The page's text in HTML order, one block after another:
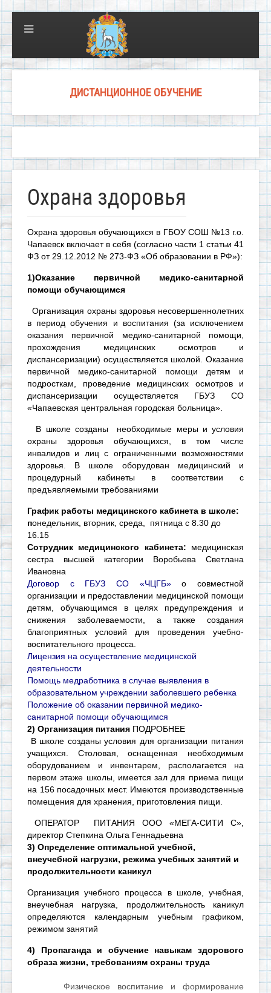
ДИСТАНЦИОННОЕ ОБУЧЕНИЕ
Охрана здоровья
Охрана здоровья обучающихся в ГБОУ СОШ №13 г.о.
Чапаевск включает в себя (согласно части 1 статьи 41
ФЗ от 29.12.2012 № 273-ФЗ «Об образовании в РФ»):
1)Оказание первичной медико-санитарной
помощи обучающимся
Организация охраны здоровья несовершеннолетних
в период обучения и воспитания (за исключением
оказания первичной медико-санитарной помощи,
прохождения медицинских осмотров и
диспансеризации) осуществляется школой. Оказание
первичной медико-санитарной помощи детям и
подросткам, проведение медицинских осмотров и
диспансеризации осуществляется ГБУЗ СО
«Чапаевская центральная городская больница».
В школе созданы необходимые меры и условия
охраны здоровья обучающихся, в том числе
инвалидов и лиц с ограниченными возможностями
здоровья. В школе оборудован медицинский и
процедурный кабинеты в соответствии с
предъявляемыми требованиями
График работы медицинского кабинета в школе:
понедельник, вторник, среда, пятница с 8.30 до
16.15
Сотрудник медицинского кабинета: медицинская
сестра высшей категории Воробьева Светлана
Ивановна
Договор с ГБУЗ СО «ЧЦГБ»о совместной
организации и предоставлении медицинской помощи
детям, обучающимся в целях предупреждения и
снижения заболеваемости, а также создания
благоприятных условий для проведения учебно-
воспитательного процесса.
Лицензия на осуществление медицинской
деятельности
Помощь медработника в случае выявления в
образовательном учреждении заболевшего ребенка
Положение об оказании первичной медико-
санитарной помощи обучающимся
2) Организация питания ПОДРОБНЕЕ
В школе созданы условия для организации питания
учащихся. Столовая, оснащенная
необходимым
оборудованием
и инвентарем, располагается на
первом этаже школы, имеется зал для приема пищи
на 156 посадочных мест. Имеются производственные
помещения для хранения, приготовления пищи.
ОПЕРАТОР ПИТАНИЯ ООО «МЕГА-СИТИ С»,
директор Степкина Ольга Геннадьевна
3) Определение оптимальной учебной,
внеучебной нагрузки, режима учебных занятий и
продолжительности каникул
Организация учебного процесса в школе, учебная,
внеучебная нагрузка, продолжительность каникул
определяются календарным учебным графиком,
режимом занятий
4) Пропаганда и обучение навыкам здорового
образа жизни, требованиям охраны труда
Физическое воспитание и формирование